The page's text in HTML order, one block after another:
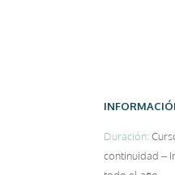
Duración:
continuidad –